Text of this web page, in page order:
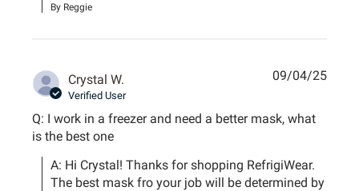
By Reggie
Crystal W.
Verified User
Q: I work in a freezer and need a better mask, what
is the best one
A: Hi Crystal! Thanks for shopping RefrigiWear.
The best mask fro your job will be determined by
09/04/25